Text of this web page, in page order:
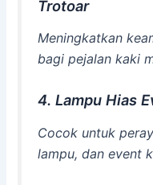
Trotoar
Meningkatkan
bagi pejalan kaki
4. Lampu Hias
Cocok untuk
lampu, dan event